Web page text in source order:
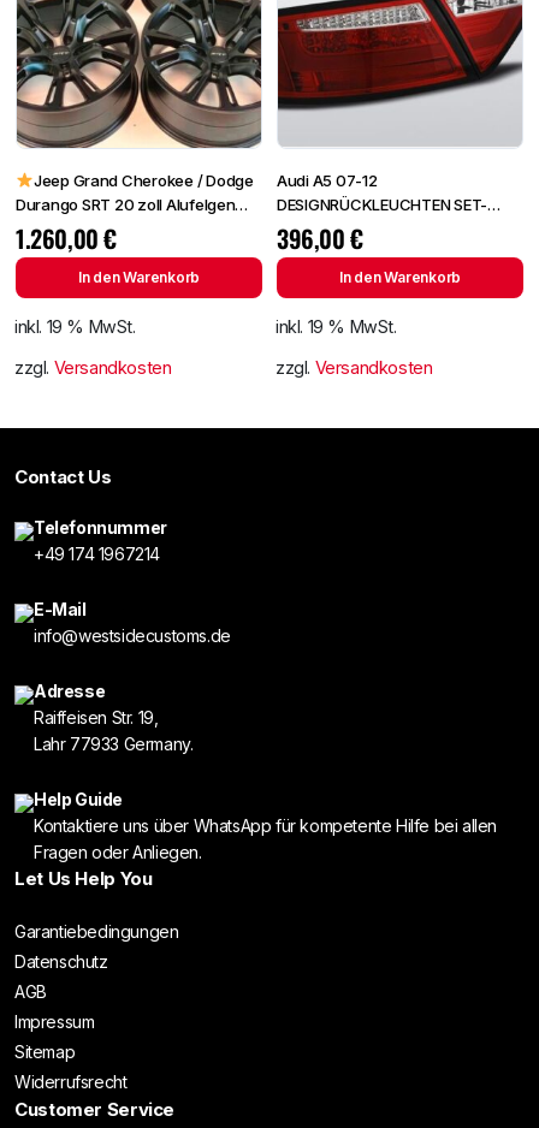
Jeep Grand Cherokee / Dodge
Durango SRT 20 zoll Alufelgen
NEU
1.260,00€
In den Warenkorb
inkl. 19 % MwSt.
zzgl. Versandkosten
Audi A5 07-12
DESIGNRÜCKLEUCHTEN SET-
KLARGLAS/ROT-KLAR TUNING
RÜCKLEUCHTEN
396,00€
In den Warenkorb
inkl. 19 % MwSt.
zzgl. Versandkosten
Contact Us
Telefonnummer
+49 174 1967214
E-Mail
info@westsidecustoms.de
Adresse
Raiffeisen Str. 19,
Lahr 77933 Germany.
Help Guide
Kontaktiere uns über WhatsApp für kompetente Hilfe bei allen
Fragen oder Anliegen.
Let Us Help You
Garantiebedingungen
Datenschutz
AGB
Impressum
Sitemap
Widerrufsrecht
Customer Service